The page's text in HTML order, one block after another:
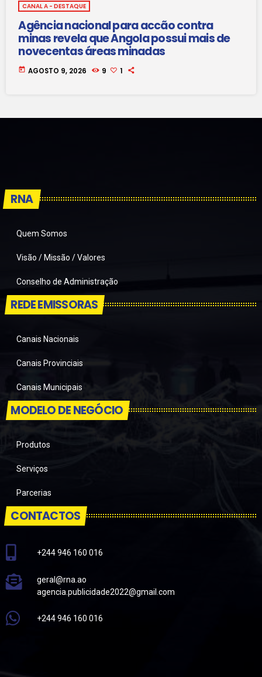
CANAL A - DESTAQUE
Agência nacional para accão contra
minas revela que Angola possui mais de
novecentas áreas minadas
today AGOSTO 9, 2026 9 1
RNA
Quem Somos
Visão / Missão / Valores
Conselho de Administração
REDE EMISSORAS
Canais Nacionais
Canais Provinciais
Canais Municipais
MODELO DE NEGÓCIO
Produtos
Serviços
Parcerias
CONTACTOS
+244 946 160 016
geral@rna.ao
agencia.publicidade2022@gmail.com
+244 946 160 016